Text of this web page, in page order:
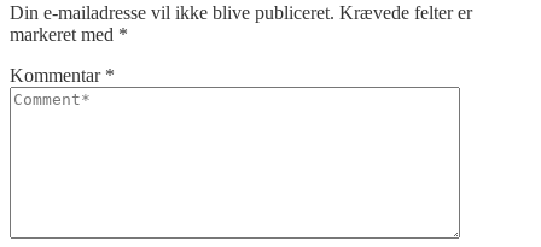
Din e-mailadresse vil ikke blive publiceret. Krævede felter er
markeret med *
Kommentar *